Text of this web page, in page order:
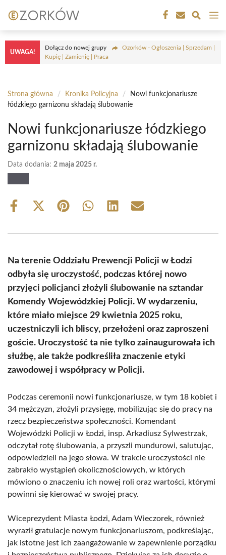
do
treści
UWAGA!
Dołącz do nowej grupy
Ozorków - Ogłoszenia | Sprzedam |
Kupię | Zamienię | Praca
Strona główna / Kronika Policyjna /
Nowi funkcjonariusze
łódzkiego garnizonu składają ślubowanie
Nowi funkcjonariusze łódzkiego
garnizonu składają ślubowanie
Data dodania: 2 maja 2025 r.
Share
Share
(Twitter)
Share Share Share Share
Na terenie Oddziału Prewencji Policji w Łodzi
odbyła się uroczystość, podczas której nowo
przyjęci policjanci złożyli ślubowanie na sztandar
Komendy Wojewódzkiej Policji. W wydarzeniu,
które miało miejsce 29 kwietnia 2025 roku,
uczestniczyli ich bliscy, przełożeni oraz zaproszeni
goście. Uroczystość ta nie tylko zainaugurowała ich
służbę, ale także podkreśliła znaczenie etyki
zawodowej i współpracy w Policji.
Podczas ceremonii nowi funkcjonariusze, w tym 18 kobiet i
34 mężczyzn, złożyli przysięgę, mobilizując się do pracy na
rzecz bezpieczeństwa społeczności. Komendant
Wojewódzki Policji w Łodzi, insp. Arkadiusz Sylwestrzak,
odczytał rotę ślubowania, a przyszli mundurowi, salutując,
odpowiedzieli na jego słowa. W trakcie uroczystości nie
zabrakło wystąpień okolicznościowych, w których
mówiono o znaczeniu ich nowej roli oraz wartości, którymi
powinni się kierować w swojej pracy.
Wiceprezydent Miasta Łodzi, Adam Wieczorek, również
wyraził gratulacje nowym funkcjonariuszom, podkreślając,
jak istotne jest ich zaangażowanie w zapewnienie porządku